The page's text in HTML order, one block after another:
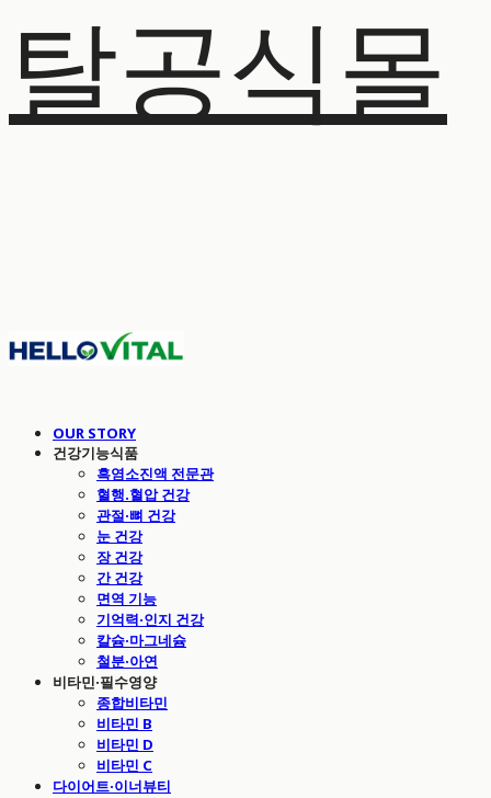
탈공식몰
OUR STORY
건강기능식품
흑염소진액 전문관
혈행.혈압 건강
관절·뼈 건강
눈 건강
장 건강
간 건강
면역 기능
기억력·인지 건강
칼슘·마그네슘
철분·아연
비타민·필수영양
종합비타민
비타민 B
비타민 D
비타민 C
다이어트·이너뷰티